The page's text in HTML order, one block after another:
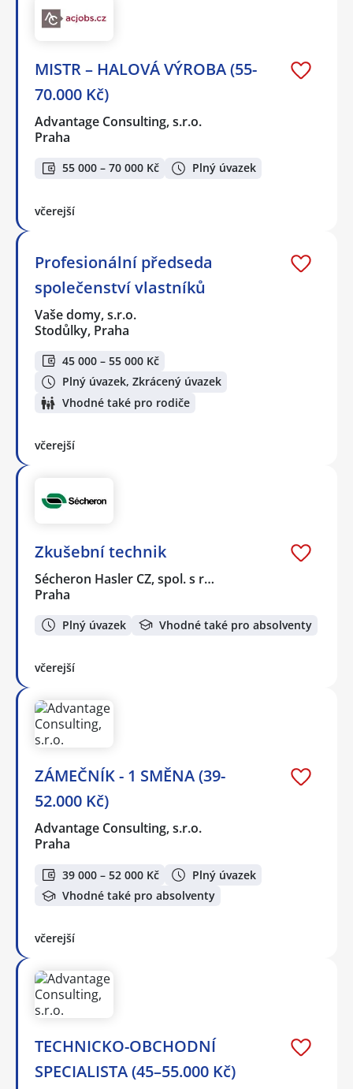
MISTR – HALOVÁ VÝROBA (55-
70.000 Kč)
Advantage Consulting, s.r.o.
Praha
55 000 – 70 000 Kč Plný úvazek
včerejší
Profesionální předseda
společenství vlastníků
Vaše domy, s.r.o.
Stodůlky, Praha
45 000 – 55 000 Kč
Plný úvazek, Zkrácený úvazek
Vhodné také pro rodiče
včerejší
Zkušební technik
Sécheron Hasler CZ, spol. s r…
Praha
Plný úvazek Vhodné také pro absolventy
včerejší
ZÁMEČNÍK - 1 SMĚNA (39-
52.000 Kč)
Advantage Consulting, s.r.o.
Praha
39 000 – 52 000 Kč
Plný úvazek
Vhodné také pro absolventy
včerejší
TECHNICKO-OBCHODNÍ
SPECIALISTA (45–55.000 Kč)